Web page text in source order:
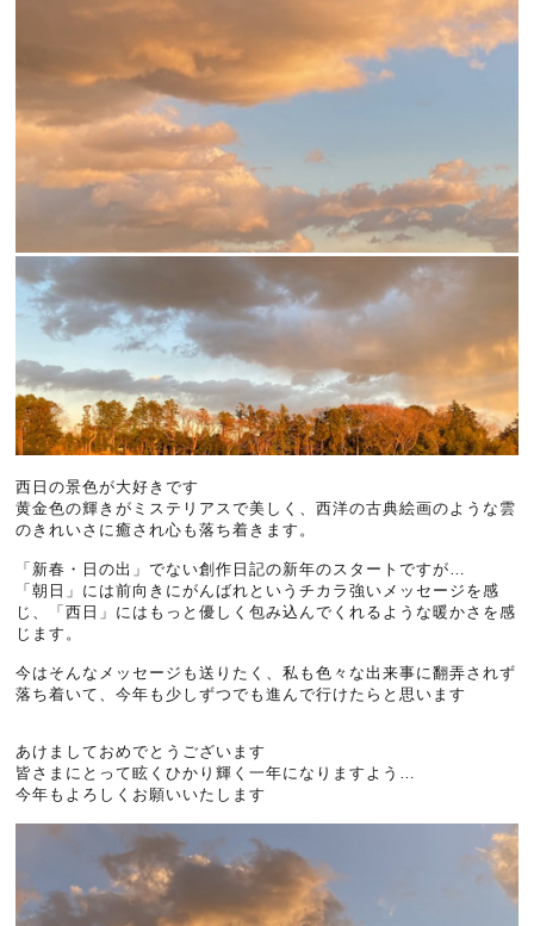
西日の景色が大好きです
黄金色の輝きがミステリアスで美しく、西洋の古典絵画のような雲
のきれいさに癒され心も落ち着きます。
「新春・日の出」でない創作日記の新年のスタートですが…
「朝日」には前向きにがんばれというチカラ強いメッセージを感
じ、「西日」にはもっと優しく包み込んでくれるような暖かさを感
じます。
今はそんなメッセージも送りたく、私も色々な出来事に翻弄されず
落ち着いて、今年も少しずつでも進んで行けたらと思います
あけましておめでとうございます
皆さまにとって眩くひかり輝く一年になりますよう…
今年もよろしくお願いいたします